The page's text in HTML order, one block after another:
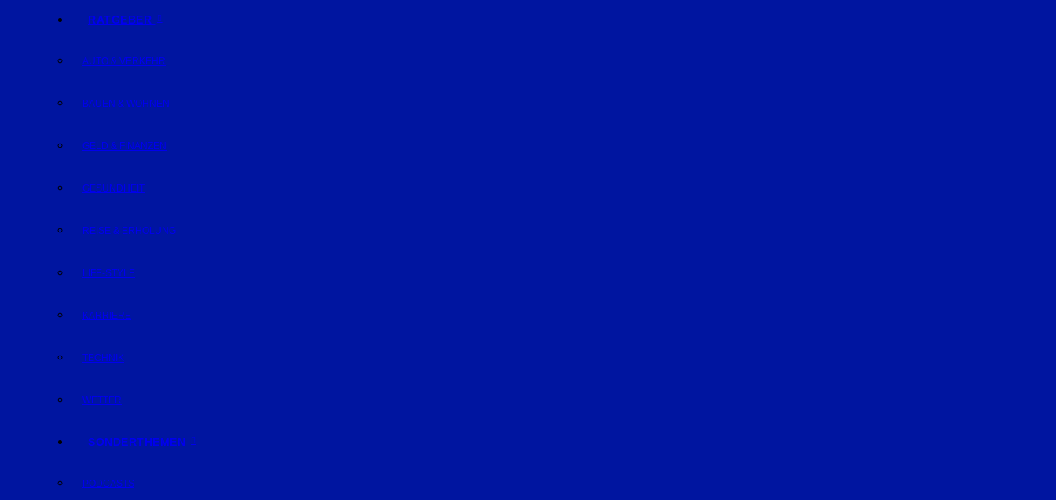
RATGEBER
AUTO & VERKEHR
BAUEN & WOHNEN
GELD & FINANZEN
GESUNDHEIT
REISE & ERHOLUNG
LIFE-STYLE
KARRIERE
TECHNIK
WETTER
SONDERTHEMEN
PODCASTS